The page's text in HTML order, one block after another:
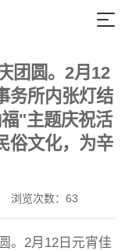
团圆。2月12
务所内张灯结
"主题庆祝活
俗文化，为辛
浏览次数：63
。2月12日元宵佳